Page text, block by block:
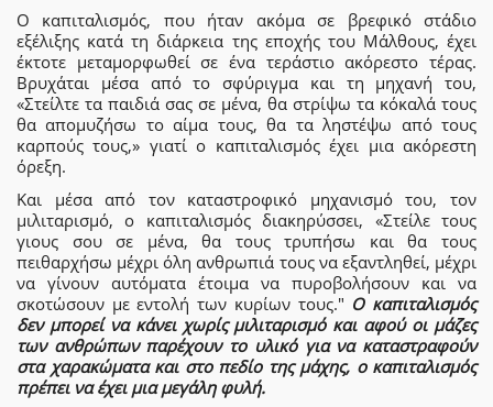
Ο καπιταλισμός, που ήταν ακόμα σε βρεφικό στάδιο
εξέλιξης κατά τη διάρκεια της εποχής του Μάλθους, έχει
έκτοτε μεταμορφωθεί σε ένα τεράστιο ακόρεστο τέρας.
Βρυχάται μέσα από το σφύριγμα και τη μηχανή του,
«Στείλτε τα παιδιά σας σε μένα, θα στρίψω τα κόκαλά τους
θα απομυζήσω το αίμα τους, θα τα ληστέψω από τους
καρπούς τους,» γιατί ο καπιταλισμός έχει μια ακόρεστη
όρεξη.
Και μέσα από τον καταστροφικό μηχανισμό του, τον
μιλιταρισμό, ο καπιταλισμός διακηρύσσει, «Στείλε τους
γιους σου σε μένα, θα τους τρυπήσω και θα τους
πειθαρχήσω μέχρι όλη ανθρωπιά τους να εξαντληθεί, μέχρι
να γίνουν αυτόματα έτοιμα να πυροβολήσουν και να
σκοτώσουν με εντολή των κυρίων τους." Ο καπιταλισμός
δεν μπορεί να κάνει χωρίς μιλιταρισμό και αφού οι μάζες
των ανθρώπων παρέχουν το υλικό για να καταστραφούν
στα χαρακώματα και στο πεδίο της μάχης, ο καπιταλισμός
πρέπει να έχει μια μεγάλη φυλή.